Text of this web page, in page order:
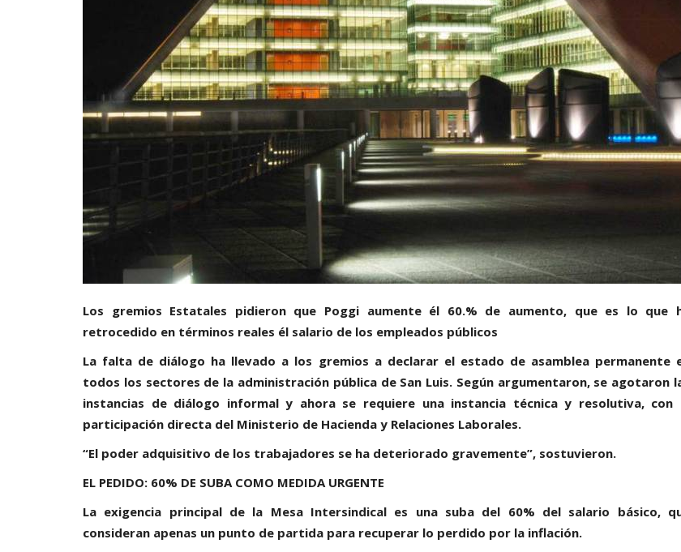
Los gremios Estatales pidieron que Poggi aumente él 60.% de aumento, que es lo que
retrocedido en términos reales él salario de los empleados públicos
La falta de diálogo ha llevado a los gremios a declarar el estado de asamblea permanente
todos los sectores de la administración pública de San Luis. Según argumentaron, se agotaron
instancias de diálogo informal y ahora se requiere una instancia técnica y resolutiva, con
participación directa del Ministerio de Hacienda y Relaciones Laborales.
“El poder adquisitivo de los trabajadores se ha deteriorado gravemente”, sostuvieron.
EL PEDIDO: 60% DE SUBA COMO MEDIDA URGENTE
La exigencia principal de la Mesa Intersindical es una suba del 60% del salario básico,
consideran apenas un punto de partida para recuperar lo perdido por la inflación.